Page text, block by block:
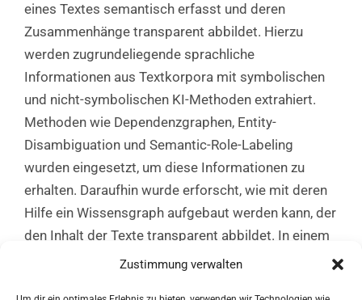
Zustimmung verwalten
eines Textes semantisch erfasst und deren
Zusammenhänge transparent abbildet. Hierzu
werden zugrundeliegende sprachliche
Informationen aus Textkorpora mit symbolischen
und nicht-symbolischen KI-Methoden extrahiert.
Methoden wie Dependenzgraphen, Entity-
Disambiguation und Semantic-Role-Labeling
wurden eingesetzt, um diese Informationen zu
erhalten. Daraufhin wurde erforscht, wie mit deren
Hilfe ein Wissensgraph aufgebaut werden kann, der
den Inhalt der Texte transparent abbildet. In einem
iterativen Prozess wurden Regeln für einen